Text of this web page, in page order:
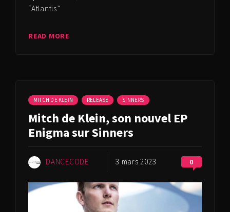
“Atlantis”
READ MORE
MITCH DE KLEIN RELEASE SINNERS
Mitch de Klein, son nouvel EP
Enigma sur Sinners
DANCECODE 3 mars 2023 0